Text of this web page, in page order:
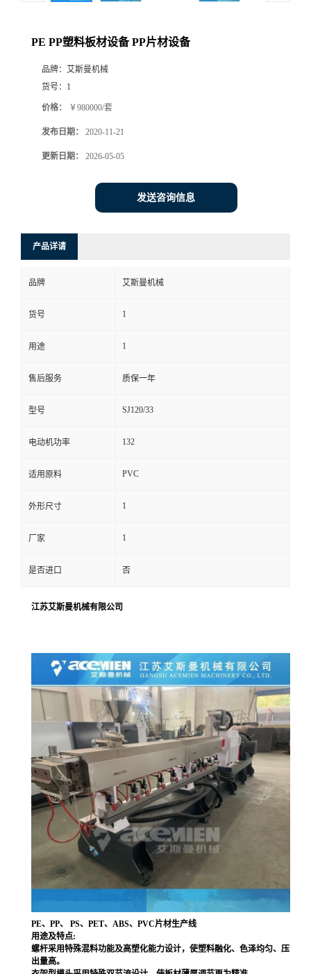
PE PP塑料板材设备 PP片材设备
品牌： 艾斯曼机械
货号： 1
价格： ￥980000/套
发布日期： 2020-11-21
更新日期： 2026-05-05
发送咨询信息
产品详请
品牌 艾斯曼机械
货号 1
用途 1
售后服务 质保一年
型号 SJ120/33
电动机功率 132
适用原料 PVC
外形尺寸 1
厂家 1
是否进口 否
江苏艾斯曼机械有限公司
PE、PP、 PS、PET、ABS、PVC片材生产线
用途及特点:
螺杆采用特殊混料功能及高塑化能力设计，使塑料融化、色泽均匀、压
出量高。